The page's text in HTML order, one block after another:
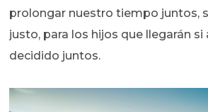
prolongar nuestro tiempo juntos,
justo, para los hijos que llegarán si
decidido juntos.